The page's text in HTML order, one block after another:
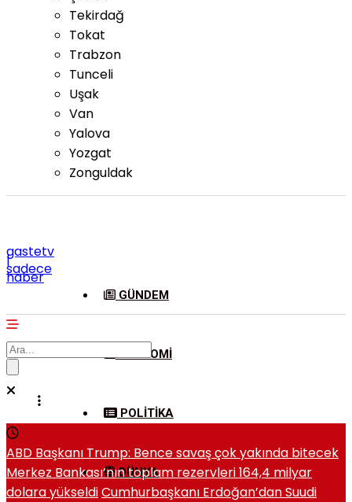
Tekirdağ
Tokat
Trabzon
Tunceli
Uşak
Van
Yalova
Yozgat
Zonguldak
gastetv
|
sadece
haber
GÜNDEM
EKONOMI
POLITIKA
DÜNYA
ABD Başkanı Trump: Bence savaş çok yakında bitecek
Merkez Bankası’nın toplam rezervleri 164,4 milyar
dolara yükseldiCumhurbaşkanı Erdoğan’dan Suudi